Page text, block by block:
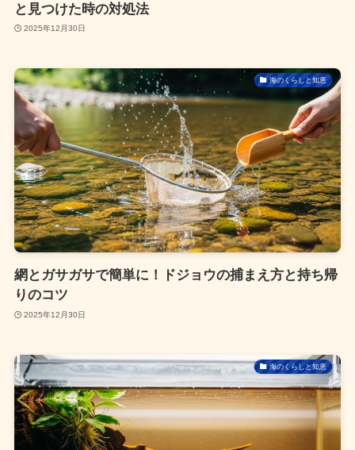
と見つけた時の対処法
2025年12月30日
海のくらしと知恵
網とガサガサで簡単に！ドジョウの捕まえ方と持ち帰
りのコツ
2025年12月30日
海のくらしと知恵